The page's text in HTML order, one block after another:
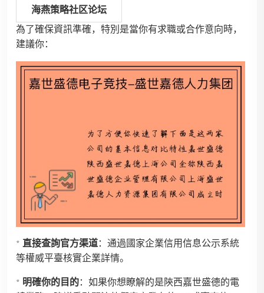
海燕策略社区论坛
為了確保資訊準確，特別是當你有求職或合作意向時，
建議你：
* 直接查詢官方渠道：通過國家企業信用信息公示系統
等權威平臺核實企業詳情。
* 明確你的目的：如果你想瞭解的是陝西嘉世盛德的電